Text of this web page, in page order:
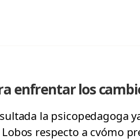
enfrentar los
la psicopedagoga
respecto a cvómo